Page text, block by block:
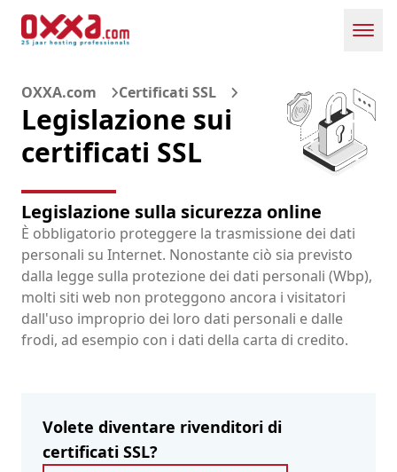
OXXA.com Certificati SSL
Legislazione sui
certificati SSL
Legislazione sulla sicurezza online
È obbligatorio proteggere la trasmissione dei dati
personali su Internet. Nonostante ciò sia previsto
dalla legge sulla protezione dei dati personali (Wbp),
molti siti web non proteggono ancora i visitatori
dall'uso improprio dei loro dati personali e dalle
frodi, ad esempio con i dati della carta di credito.
Volete diventare rivenditori di
certificati SSL?